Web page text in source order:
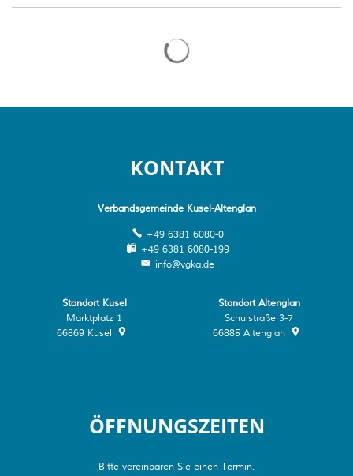
KONTAKT
Verbandsgemeinde Kusel-Altenglan
+49 6381 6080-0
+49 6381 6080-199
info@vgka.de
Standort Kusel
Marktplatz 1
66869 Kusel
Standort Altenglan
Schulstraße 3-7
66885 Altenglan
ÖFFNUNGSZEITEN
Bitte vereinbaren Sie einen Termin.